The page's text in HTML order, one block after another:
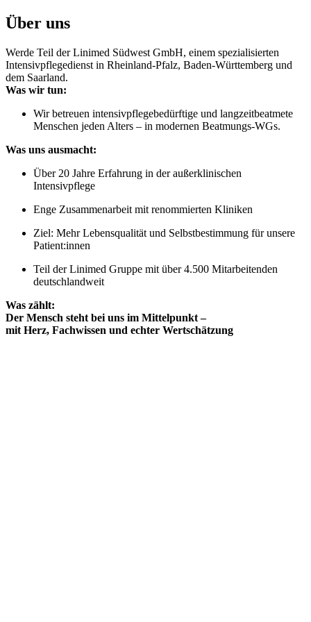
Über uns
Werde Teil der Linimed Südwest GmbH, einem spezialisierten
Intensivpflegedienst in Rheinland-Pfalz, Baden-Württemberg und
dem Saarland.
Was wir tun:
Wir betreuen intensivpflegebedürftige und langzeitbeatmete
Menschen jeden Alters – in modernen Beatmungs-WGs.
Was uns ausmacht:
Über 20 Jahre Erfahrung in der außerklinischen
Intensivpflege
Enge Zusammenarbeit mit renommierten Kliniken
Ziel: Mehr Lebensqualität und Selbstbestimmung für unsere
Patient:innen
Teil der Linimed Gruppe mit über 4.500 Mitarbeitenden
deutschlandweit
Was zählt:
Der Mensch steht bei uns im Mittelpunkt –
mit Herz, Fachwissen und echter Wertschätzung